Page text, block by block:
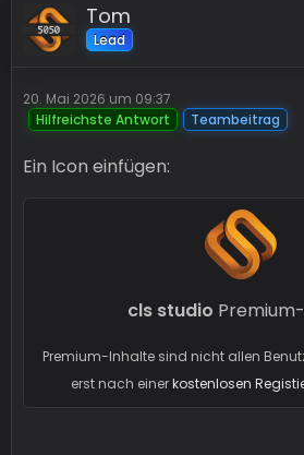
Tom
Lead
20. Mai 2026 um 09:37
Hilfreichste Antwort
Teambeitrag
Ein Icon einfügen:
cls studio
Premium-Inhalte sind nicht allen
erst nach einerkostenlosen